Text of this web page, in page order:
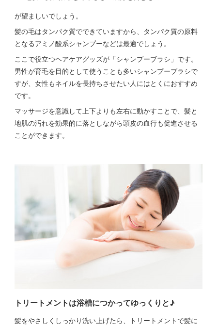
が望ましいでしょう。
髪の毛はタンパク質でできていますから、タンパク質の原料
となるアミノ酸系シャンプーなどは最適でしょう。
ここで役立つヘアケアグッズが「シャンプーブラシ」です。
男性が育毛を目的として使うことも多いシャンプーブラシで
すが、女性もネイルを長持ちさせたい人にはとくにおすすめ
です。
マッサージを意識して上下よりも左右に動かすことで、髪と
地肌の汚れを効果的に落としながら頭皮の血行も促進させる
ことができます。
トリートメントは浴槽につかってゆっくりと♪
髪をやさしくしっかり洗い上げたら、トリートメントで髪に